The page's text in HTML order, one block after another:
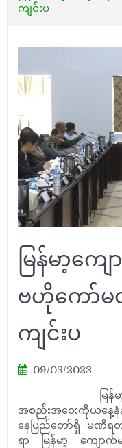
ကျင်းပ
မြန်မာ့ကျ
ဗဟိုကော်မ
ကျင်းပ
09/03/2023
မြန်မာ့ကျော
အစည်းအဝေးကိုယ
နေပြည်တော်ရှိ မဏိရတ
ရာ မြန်မာ့ ကျော